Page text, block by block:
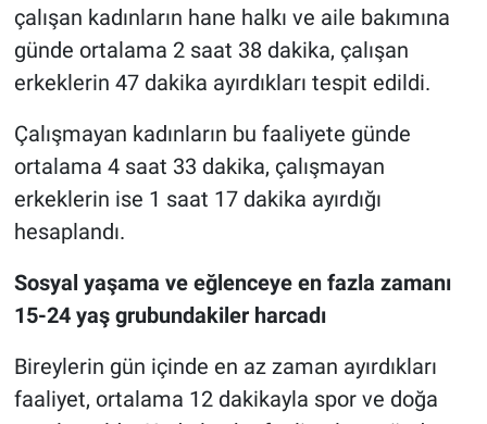
çalışan kadınların hane halkı ve aile bakımına
günde ortalama 2 saat 38 dakika, çalışan
erkeklerin 47 dakika ayırdıkları tespit edildi.
Çalışmayan kadınların bu faaliyete günde
ortalama 4 saat 33 dakika, çalışmayan
erkeklerin ise 1 saat 17 dakika ayırdığı
hesaplandı.
Sosyal yaşama ve eğlenceye en fazla zamanı
15-24 yaş grubundakiler harcadı
Bireylerin gün içinde en az zaman ayırdıkları
faaliyet, ortalama 12 dakikayla spor ve doğa